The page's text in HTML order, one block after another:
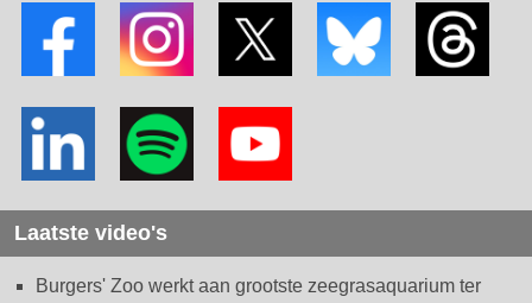
Laatste video's
Burgers' Zoo werkt aan grootste zeegrasaquarium ter